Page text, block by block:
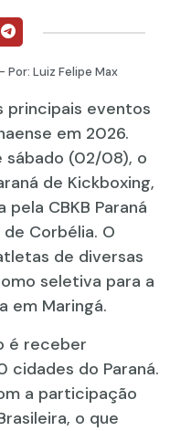
Por: Luiz Felipe Max
principais eventos
em 2026.
sábado (02/08), o
de Kickboxing,
CBKB Paraná
Corbélia. O
de diversas
seletiva para a
em Maringá.
é receber
cidades do Paraná.
a participação
o que